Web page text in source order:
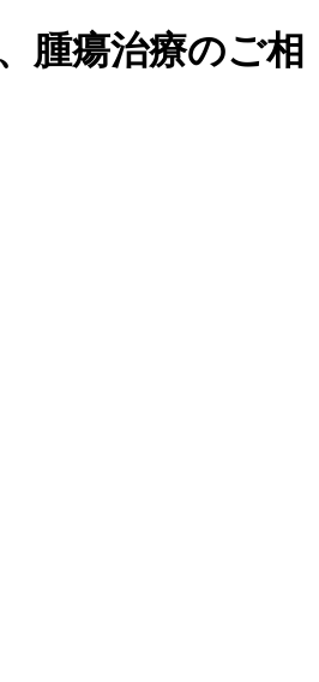
腫瘍治療のご相